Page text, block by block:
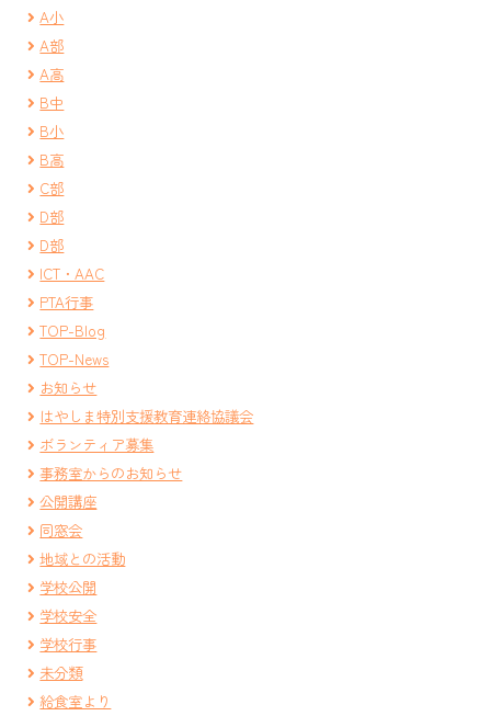
A小
A部
A高
B中
B小
B高
C部
D部
D部
ICT・AAC
PTA行事
TOP-Blog
TOP-News
お知らせ
はやしま特別支援教育連絡協議会
ボランティア募集
事務室からのお知らせ
公開講座
同窓会
地域との活動
学校公開
学校安全
学校行事
未分類
給食室より